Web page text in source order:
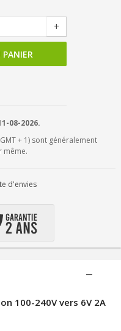
+
PANIER
08-2026.
+ 1) sont généralement
même.
d'envies
100-240V vers 6V 2A